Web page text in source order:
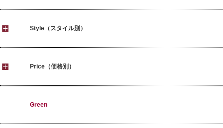
Style（スタイル別）
Price（価格別）
Green